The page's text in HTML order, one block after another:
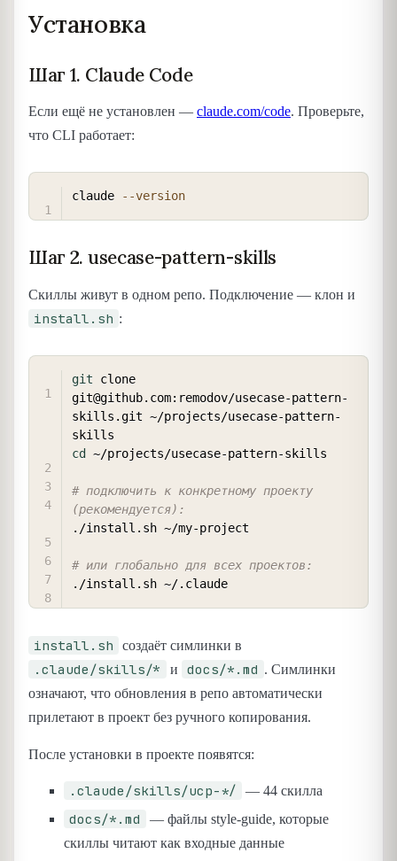
Установка
Шаг 1. Claude Code
Если ещё не установлен — claude.com/code. Проверьте,
что CLI работает:
claude --version
Шаг 2. usecase-pattern-skills
Скиллы живут в одном репо. Подключение — клон и
install.sh :
git clone
git@github.com:remodov/usecase-pattern-
skills.git ~/projects/usecase-pattern-
cd
~/projects/usecase-pattern-skills
# подключить к конкретному проекту
(рекомендуется):
./install.sh ~/my-project
# или глобально для всех проектов:
install.sh создаёт симлинки в
.claude/skills/* и docs/*.md . Симлинки
означают, что обновления в репо автоматически
прилетают в проект без ручного копирования.
После установки в проекте появятся:
.claude/skills/ucp-*/ — 44 скилла
docs/*.md
— файлы style-guide, которые
скиллы читают как входные данные